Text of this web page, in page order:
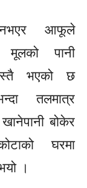
आफूले
मूलको पानी
भएको छ
तलमात्र
बोकेर
घरमा
।